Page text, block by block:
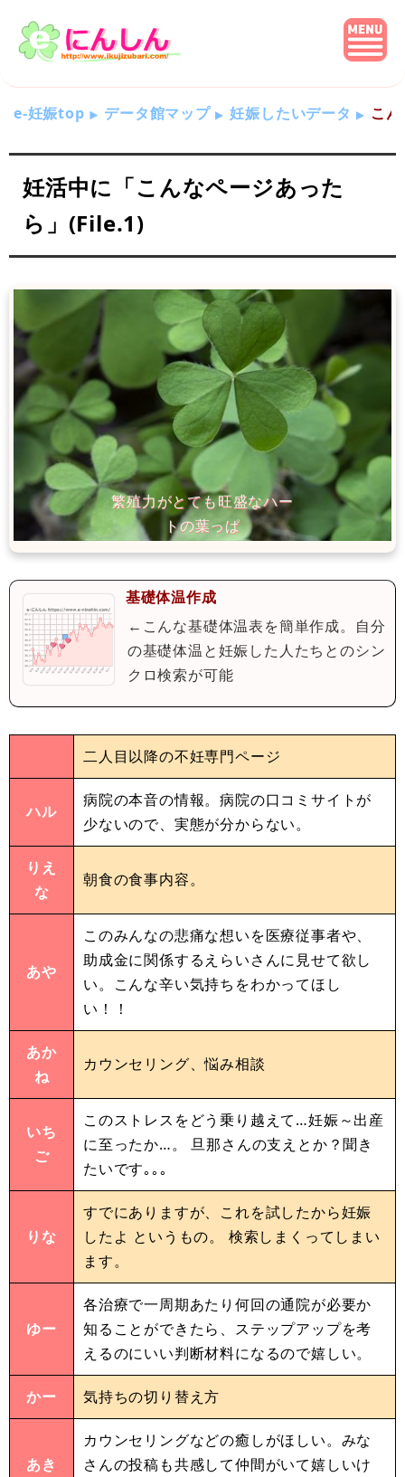
e-妊娠top データ館マップ 妊娠したいデータ こ
妊活中に「こんなページあった
ら」(File.1)
基礎体温作成
←こんな基礎体温表を簡単作成。自分
の基礎体温と妊娠した人たちとのシン
クロ検索が可能
二人目以降の不妊専門ページ
ハル
病院の本音の情報。病院の口コミサイトが
少ないので、実態が分からない。
りえ
な
朝食の食事内容。
あや
このみんなの悲痛な想いを医療従事者や、
助成金に関係するえらいさんに見せて欲し
い。こんな辛い気持ちをわかってほし
い！！
あか
ね
カウンセリング、悩み相談
いち
ご
このストレスをどう乗り越えて…妊娠～出産
に至ったか…。 旦那さんの支えとか？聞き
たいです｡｡｡
りな
すでにありますが、これを試したから妊娠
したよ というもの。 検索しまくってしまい
ます。
ゆー
各治療で一周期あたり何回の通院が必要か
知ることができたら、ステップアップを考
えるのにいい判断材料になるので嬉しい。
かー 気持ちの切り替え方
あき
カウンセリングなどの癒しがほしい。みな
さんの投稿も共感して仲間がいて嬉しいけ